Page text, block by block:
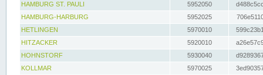
HAMBURG ST. PAULI
5952050
HAMBURG-HARBURG
5952025
HETLINGEN
5970010
HITZACKER
5920010
HOHNSTORF
5930040
KOLLMAR
5970025